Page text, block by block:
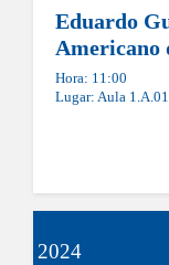
Eduardo
Americano
Hora: 11:00
Lugar: Aula
2024